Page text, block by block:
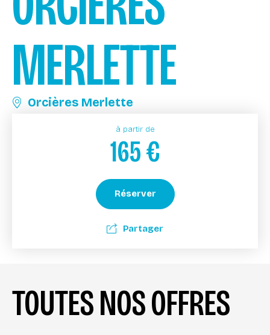
MERLETTE
Orcières Merlette
à partir de
165€
Réserver
Partager
TOUTES NOS OFFRES